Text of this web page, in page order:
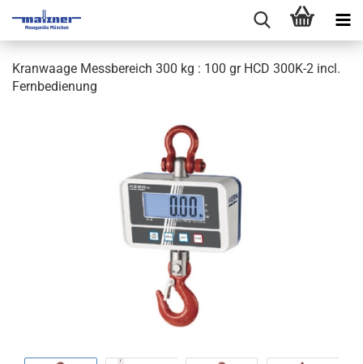
Kranwaage Messbereich 300 kg : 100 gr HCD 300K-2 incl.
Fernbedienung